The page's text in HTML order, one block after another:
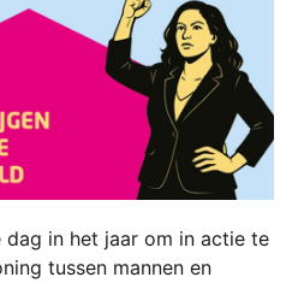
dag in het jaar om in actie te
tussen mannen en